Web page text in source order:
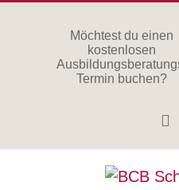
Möchtest du einen
kostenlosen
Termin buchen?